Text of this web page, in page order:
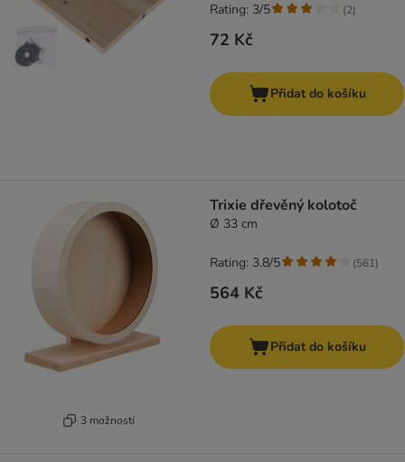
72 Kč
Rating: 3/5 (2)
Přidat do košíku
3 možností
Trixie dřevěný kolotoč
Ø 33 cm
564 Kč
Rating: 3.8/5 (561)
Přidat do košíku